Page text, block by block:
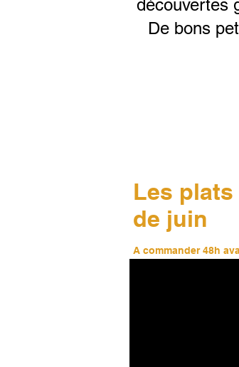
découvertes
De bons
Les
de juin
A commander 48h